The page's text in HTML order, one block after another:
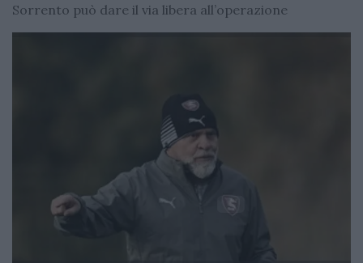
Sorrento può dare il via libera all’operazione